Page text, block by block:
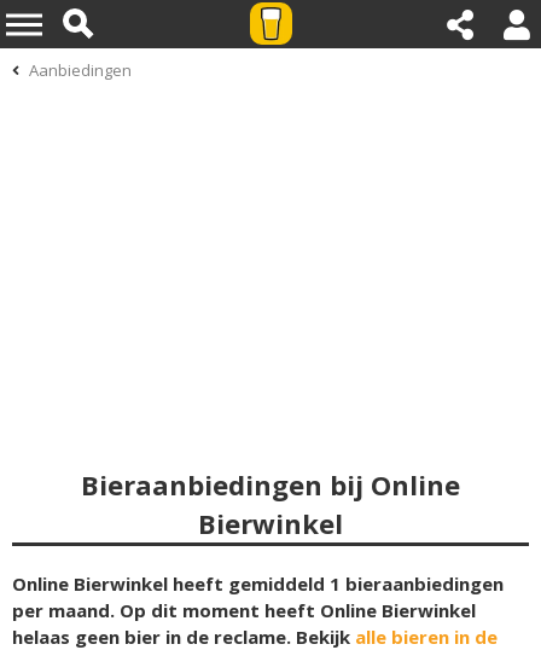
Aanbiedingen
Bieraanbiedingen bij Online
Bierwinkel
Online Bierwinkel heeft gemiddeld 1 bieraanbiedingen
per maand. Op dit moment heeft Online Bierwinkel
helaas geen bier in de reclame. Bekijk alle bieren in de